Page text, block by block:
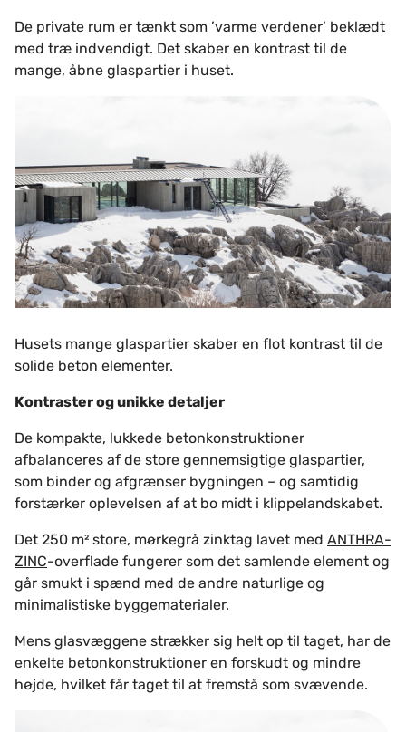
De private rum er tænkt som ’varme verdener’ beklædt
med træ indvendigt. Det skaber en kontrast til de
mange, åbne glaspartier i huset.
Husets mange glaspartier skaber en flot kontrast til de
solide beton elementer.
Kontraster og unikke detaljer
De kompakte, lukkede betonkonstruktioner
afbalanceres af de store gennemsigtige glaspartier,
som binder og afgrænser bygningen – og samtidig
forstærker oplevelsen af at bo midt i klippelandskabet.
Det 250 m² store, mørkegrå zinktag lavet med ANTHRA-
ZINC-overflade fungerer som det samlende element og
går smukt i spænd med de andre naturlige og
minimalistiske byggematerialer.
Mens glasvæggene strækker sig helt op til taget, har de
enkelte betonkonstruktioner en forskudt og mindre
højde, hvilket får taget til at fremstå som svævende.